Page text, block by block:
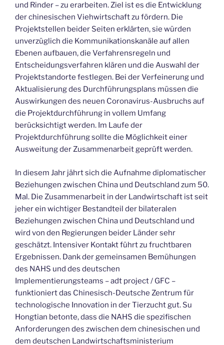
und Rinder – zu erarbeiten. Ziel ist es die Entwicklung
der chinesischen Viehwirtschaft zu fördern. Die
Projektstellen beider Seiten erklärten, sie würden
unverzüglich die Kommunikationskanäle auf allen
Ebenen aufbauen, die Verfahrensregeln und
Entscheidungsverfahren klären und die Auswahl der
Projektstandorte festlegen. Bei der Verfeinerung und
Aktualisierung des Durchführungsplans müssen die
Auswirkungen des neuen Coronavirus-Ausbruchs auf
die Projektdurchführung in vollem Umfang
berücksichtigt werden. Im Laufe der
Projektdurchführung sollte die Möglichkeit einer
Ausweitung der Zusammenarbeit geprüft werden.
In diesem Jahr jährt sich die Aufnahme diplomatischer
Beziehungen zwischen China und Deutschland zum 50.
Mal. Die Zusammenarbeit in der Landwirtschaft ist seit
jeher ein wichtiger Bestandteil der bilateralen
Beziehungen zwischen China und Deutschland und
wird von den Regierungen beider Länder sehr
geschätzt. Intensiver Kontakt führt zu fruchtbaren
Ergebnissen. Dank der gemeinsamen Bemühungen
des NAHS und des deutschen
Implementierungsteams – adt project / GFC –
funktioniert das Chinesisch-Deutsche Zentrum für
technologische Innovation in der Tierzucht gut. Su
Hongtian betonte, dass die NAHS die spezifischen
Anforderungen des zwischen dem chinesischen und
dem deutschen Landwirtschaftsministerium